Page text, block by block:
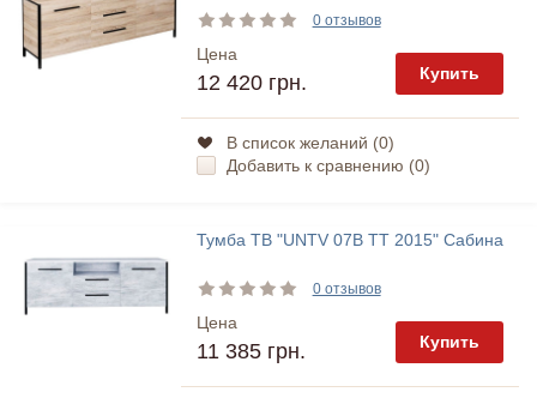
0 отзывов
Цена
12 420 грн. Купить
В список желаний (0)
Добавить к сравнению (0)
Тумба ТВ "UNTV 07В TT 2015" Сабина
0 отзывов
Цена
11 385 грн. Купить